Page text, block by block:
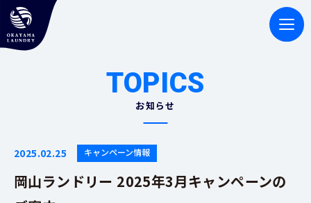
TOPICS
お知らせ
2025.02.25 キャンペーン情報
岡山ランドリー 2025年3月キャンペーンの